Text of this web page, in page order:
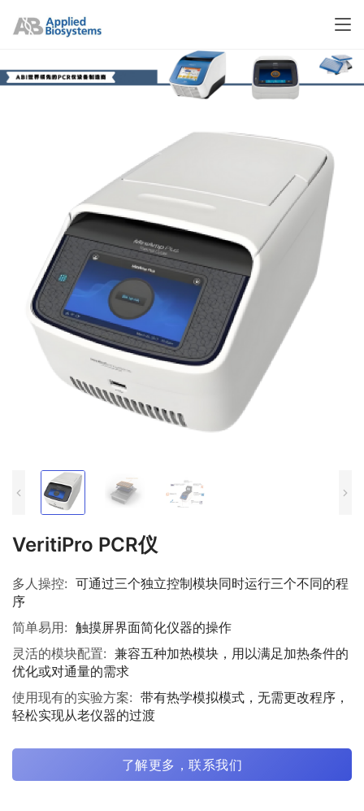
VeritiPro PCR仪
多人操控: 可通过三个独立控制模块同时运行三个不同的程
序
简单易用: 触摸屏界面简化仪器的操作
灵活的模块配置: 兼容五种加热模块，用以满足加热条件的
优化或对通量的需求
使用现有的实验方案: 带有热学模拟模式，无需更改程序，
轻松实现从老仪器的过渡
了解更多，联系我们